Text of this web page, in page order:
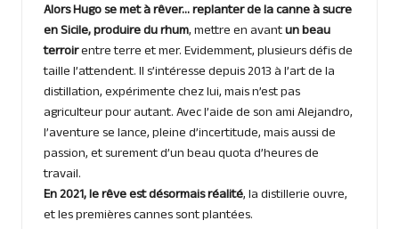
Alors Hugo se met à rêver… replanter de la canne à sucre
en Sicile, produire du rhum, mettre en avantun beau
terroirentre terre et mer. Evidemment, plusieurs défis de
taille l’attendent. Il s’intéresse depuis 2013 à l’art de la
distillation, expérimente chez lui, mais n’est pas
agriculteur pour autant. Avec l’aide de son ami Alejandro,
l’aventure se lance, pleine d’incertitude, mais aussi de
passion, et surement d’un beau quota d’heures de
travail.
En 2021, le rêve est désormais réalité, la distillerie ouvre,
et les premières cannes sont plantées.